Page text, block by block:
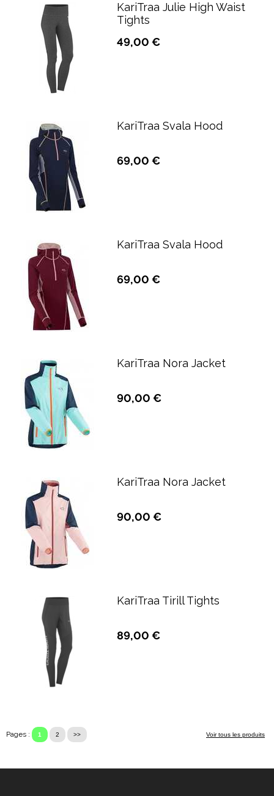
KariTraa Julie High Waist
Tights
49,00 €
KariTraa Svala Hood
69,00 €
KariTraa Svala Hood
69,00 €
KariTraa Nora Jacket
90,00 €
KariTraa Nora Jacket
90,00 €
KariTraa Tirill Tights
89,00 €
Pages : 1 2 >> Voir tous les produits